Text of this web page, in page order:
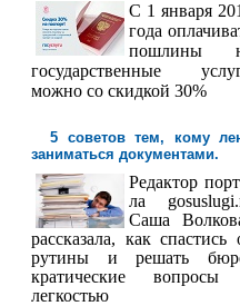
С 1 января
года
пошлины
государственные
можно со скидкой 30%
5 советов тем, кому
заниматься документами.
Редактор
ла gosuslugi.
Саша
рассказала, как спастись
рутины и решать
кратические вопросы
легкостью